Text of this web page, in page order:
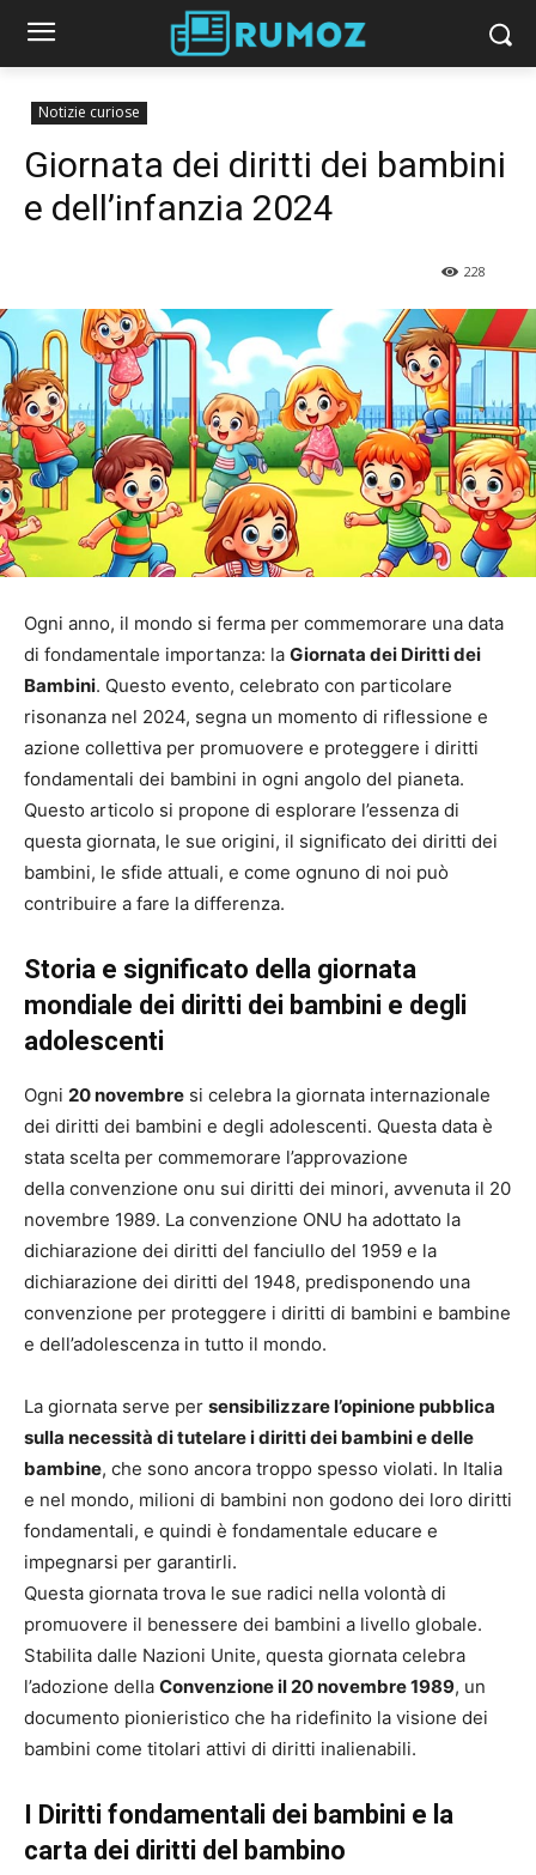
Notizie curiose
Giornata dei diritti dei bambini
e dell’infanzia 2024
228
Ogni anno, il mondo si ferma per commemorare una data
di fondamentale importanza: la Giornata dei Diritti dei
Bambini. Questo evento, celebrato con particolare
risonanza nel 2024, segna un momento di riflessione e
azione collettiva per promuovere e proteggere i diritti
fondamentali dei bambini in ogni angolo del pianeta.
Questo articolo si propone di esplorare l’essenza di
questa giornata, le sue origini, il significato dei diritti dei
bambini, le sfide attuali, e come ognuno di noi può
contribuire a fare la differenza.
Storia e significato della giornata
mondiale dei diritti dei bambini e degli
adolescenti
Ogni 20 novembre si celebra la giornata internazionale
dei diritti dei bambini e degli adolescenti. Questa data è
stata scelta per commemorare l’approvazione
della convenzione onu sui diritti dei minori, avvenuta il 20
novembre 1989. La convenzione ONU ha adottato la
dichiarazione dei diritti del fanciullo del 1959 e la
dichiarazione dei diritti del 1948, predisponendo una
convenzione per proteggere i diritti di bambini e bambine
e dell’adolescenza in tutto il mondo.
La giornata serve per sensibilizzare l’opinione pubblica
sulla necessità di tutelare i diritti dei bambini e delle
bambine, che sono ancora troppo spesso violati. In Italia
e nel mondo, milioni di bambini non godono dei loro diritti
fondamentali, e quindi è fondamentale educare e
impegnarsi per garantirli.
Questa giornata trova le sue radici nella volontà di
promuovere il benessere dei bambini a livello globale.
Stabilita dalle Nazioni Unite, questa giornata celebra
l’adozione della Convenzione il 20 novembre 1989, un
documento pionieristico che ha ridefinito la visione dei
bambini come titolari attivi di diritti inalienabili.
I Diritti fondamentali dei bambini e la
carta dei diritti del bambino